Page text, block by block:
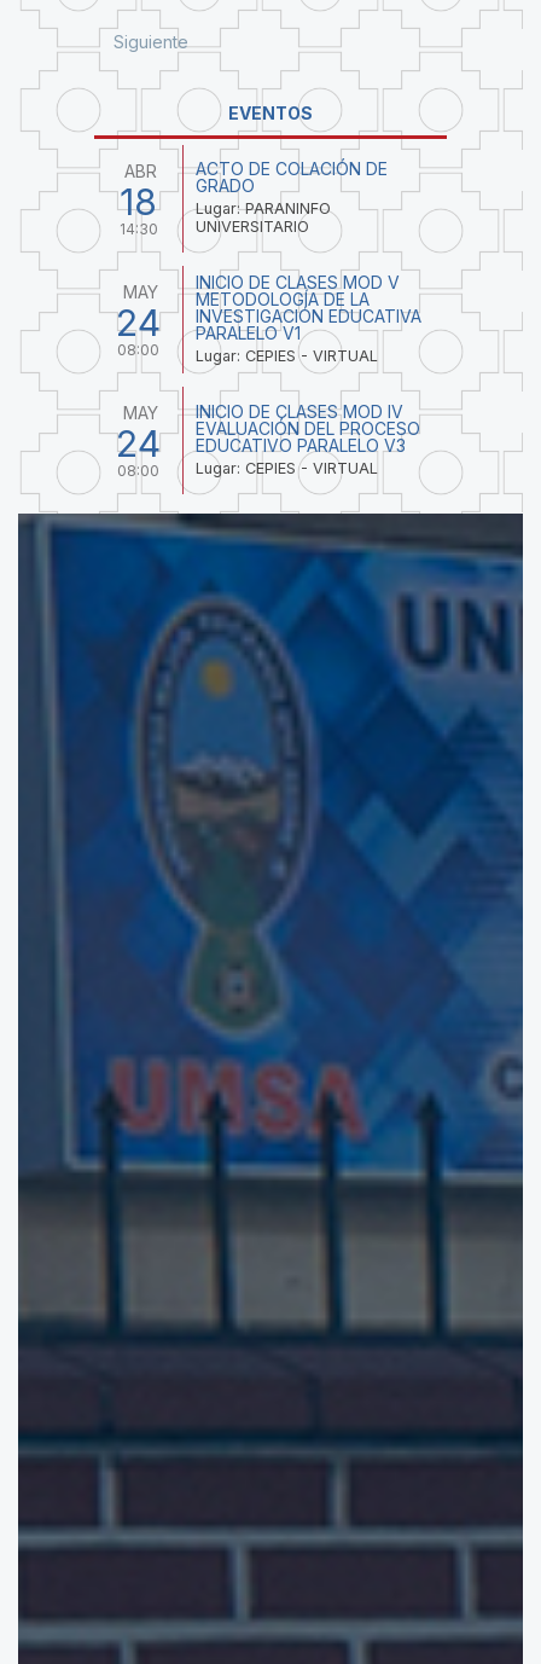
Siguiente
EVENTOS
ABR
18
14:30
ACTO DE COLACIÓN DE
GRADO
Lugar: PARANINFO
UNIVERSITARIO
MAY
24
08:00
INICIO DE CLASES MOD V
METODOLOGÍA DE LA
INVESTIGACIÓN EDUCATIVA
PARALELO V1
Lugar: CEPIES - VIRTUAL
MAY
24
08:00
INICIO DE CLASES MOD IV
EVALUACIÓN DEL PROCESO
EDUCATIVO PARALELO V3
Lugar: CEPIES - VIRTUAL